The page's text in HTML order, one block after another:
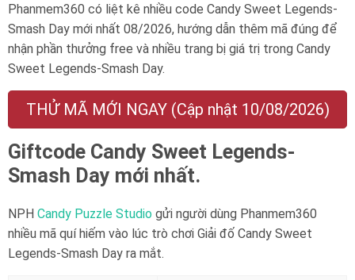
Phanmem360 có liệt kê nhiều code Candy Sweet Legends-
Smash Day mới nhất 08/2026, hướng dẫn thêm mã đúng để
nhận phần thưởng free và nhiều trang bị giá trị trong Candy
Sweet Legends-Smash Day.
THỬ MÃ MỚI NGAY (Cập nhật 10/08/2026)
Giftcode Candy Sweet Legends-
Smash Day mới nhất.
NPH Candy Puzzle Studio gửi người dùng Phanmem360
nhiều mã quí hiếm vào lúc trò chơi Giải đố Candy Sweet
Legends-Smash Day ra mắt.